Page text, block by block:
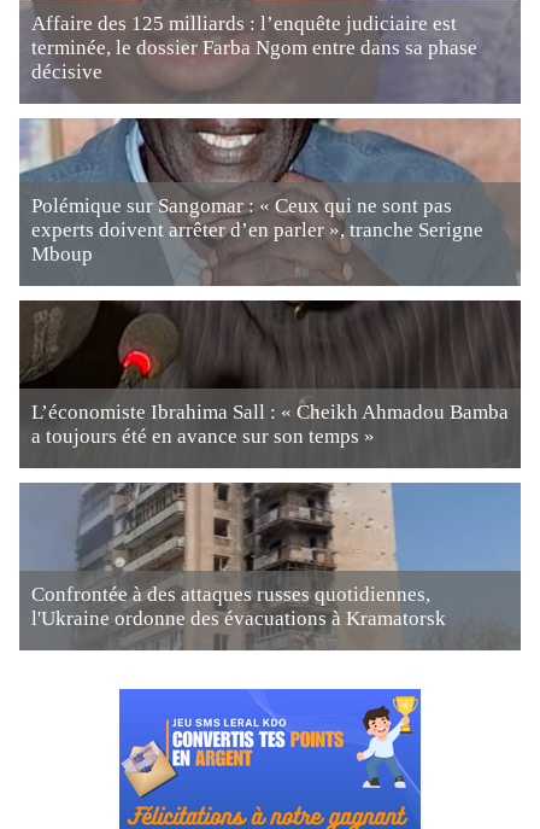
Affaire des 125 milliards : l’enquête judiciaire est
terminée, le dossier Farba Ngom entre dans sa phase
décisive
Polémique sur Sangomar : « Ceux qui ne sont pas
experts doivent arrêter d’en parler », tranche Serigne
Mboup
L’économiste Ibrahima Sall : « Cheikh Ahmadou Bamba
a toujours été en avance sur son temps »
Confrontée à des attaques russes quotidiennes,
l'Ukraine ordonne des évacuations à Kramatorsk